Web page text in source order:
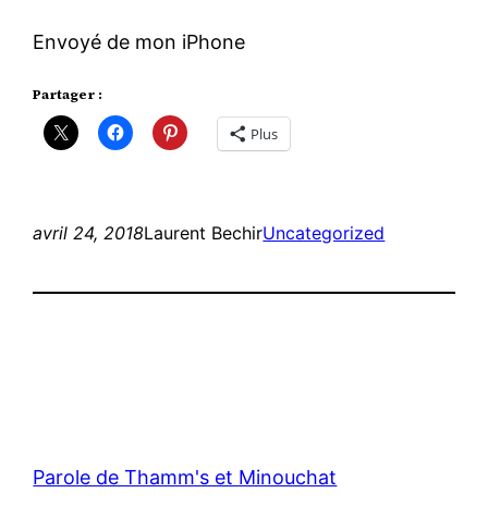
Envoyé de mon iPhone
Partager :
Plus
avril 24, 2018Laurent BechirUncategorized
Parole de Thamm's et Minouchat